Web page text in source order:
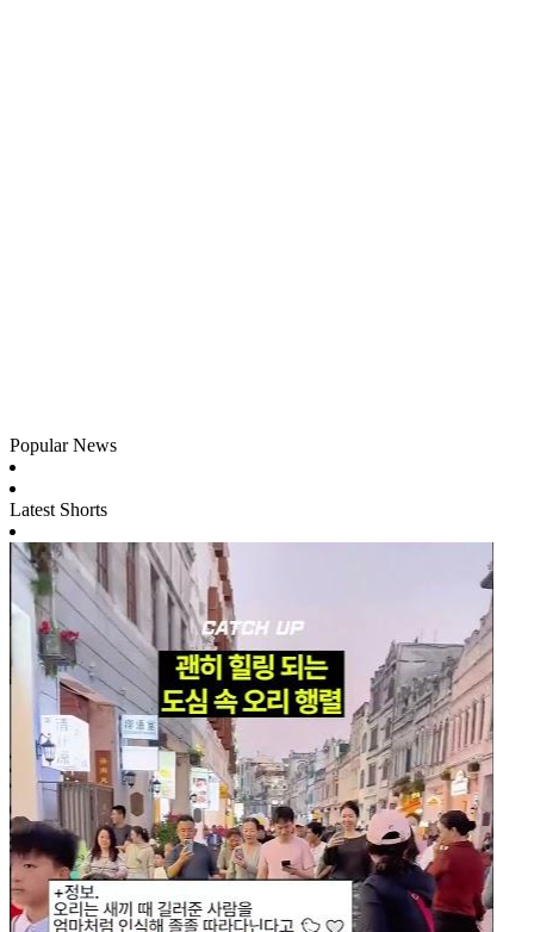
Popular News
Latest Shorts